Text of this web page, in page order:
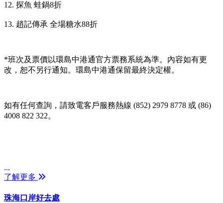
12. 探魚 蛙鍋8折
13. 趙記傳承 全場糖水88折
*班次及票價以環島中港通官方票務系統為準。內容如有更
改，恕不另行通知。環島中港通保留最終決定權。
如有任何查詢，請致電客戶服務熱線 (852) 2979 8778 或 (86)
4008 822 322。
...
了解更多
珠海口岸好去處